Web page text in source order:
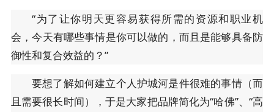
“为了让你明天更容易获得所需的资源和职业机
会，今天有哪些事情是你可以做的，而且是能够具备防
御性和复合效益的？”
要想了解如何建立个人护城河是件很难的事情（而
且需要很长时间），于是大家把品牌简化为“哈佛”、“高